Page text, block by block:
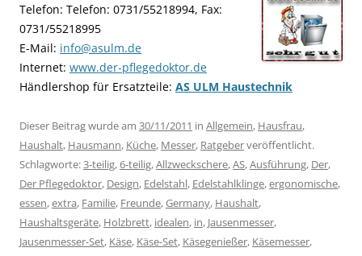
Telefon: Telefon: 0731/55218994, Fax:
0731/55218995
E-Mail: info@asulm.de
Internet: www.der-pflegedoktor.de
Händlershop für Ersatzteile: AS ULM Haustechnik
Dieser Beitrag wurde am 30/11/2011 in Allgemein, Hausfrau,
Haushalt, Hausmann, Küche, Messer, Ratgeberveröffentlicht.
Schlagworte:3-teilig,6-teilig,Allzweckschere,AS,Ausführung, Der,
Der Pflegedoktor, Design, Edelstahl, Edelstahlklinge,ergonomische,
essen,extra, Familie, Freunde,Germany, Haushalt,
Haushaltsgeräte, Holzbrett, idealen, in, Jausenmesser,
Jausenmesser-Set, Käse, Käse-Set, Käsegenießer, Käsemesser,